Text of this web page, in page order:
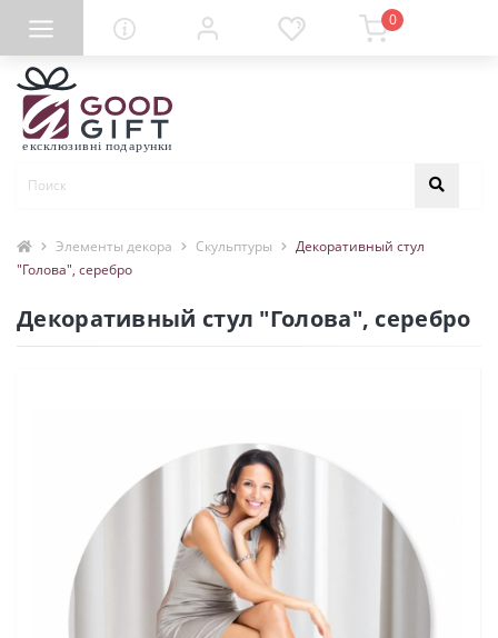
0
Элементы декора Скульптуры
Декоративный стул
"Голова", серебро
Декоративный стул "Голова", серебро